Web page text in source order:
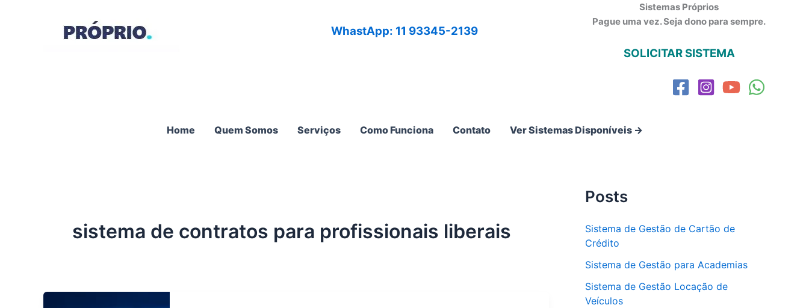
WhastApp: 11 93345-2139
Sistemas Próprios
Pague uma vez. Seja dono para sempre.
SOLICITAR SISTEMA
Home Quem Somos Serviços Como Funciona Contato Ver Sistemas Disponíveis →
sistema de contratos para profissionais liberais
Posts
Sistema de Gestão de Cartão de
Crédito
Sistema de Gestão para Academias
Sistema de Gestão Locação de
Veículos